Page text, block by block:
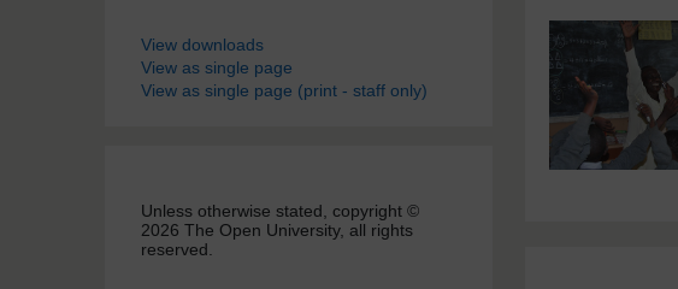
Blocs
View downloads
View as single page
View as single page (print - staff only)
Unless otherwise stated, copyright ©
2026 The Open University, all rights
reserved.